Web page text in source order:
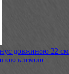
довжиною 22 см
клемою